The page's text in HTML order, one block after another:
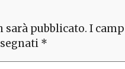
pubblicato. I
*